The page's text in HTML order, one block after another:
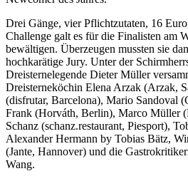
Drei Gänge, vier Pflichtzutaten, 16
Challenge galt es für die Finalisten am
bewältigen. Überzeugen mussten sie
hochkarätige Jury. Unter der
Dreisternelegende Dieter Müller
Dreisterneköchin Elena Arzak (Arzak,
(disfrutar, Barcelona), Mario Sandoval
Frank (Horváth, Berlin), Marco Müller
Schanz (schanz.restaurant, Piesport),
Alexander Hermann by Tobias Bätz,
(Jante, Hannover) und die
Wang.